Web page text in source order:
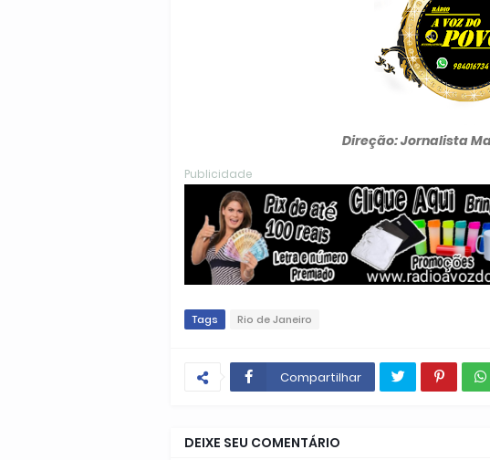
Direção: Jornalista
Publicidade
Tags Rio de Janeiro
Compartilhar
DEIXE SEU COMENTÁRIO